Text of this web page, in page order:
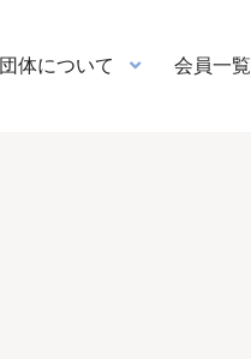
団体について 会員一覧